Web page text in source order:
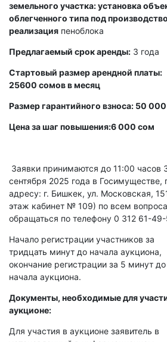
земельного участка: установка
облегченного типа под
реализация пеноблока
Предлагаемый срок аренды: 3 года
Стартовый размер арендной платы:
25600 сомов в месяц
Размер гарантийного взноса: 50
Цена за шаг повышения:6 000 сом
Заявки принимаются до 11:00 часов
сентября 2025 года в Госимуществе,
адресу: г. Бишкек, ул. Московская,
этаж кабинет № 109) по всем
обращаться по телефону 0 312 61-
Начало регистрации участников за
тридцать минут до начала аукциона,
окончание регистрации за 5 минут до
начала аукциона.
Документы, необходимые для
аукционе:
Для участия в аукционе заявитель в